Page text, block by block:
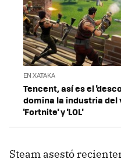
EN XATAKA
Tencent, así es el
domina la industria del
'Fortnite' y 'LOL'
Steam asestó